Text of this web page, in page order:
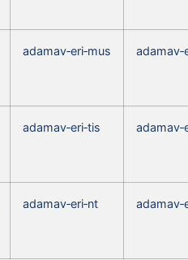
adamav‑eri‑mus
adamav‑eri‑tis
adamav‑eri‑nt